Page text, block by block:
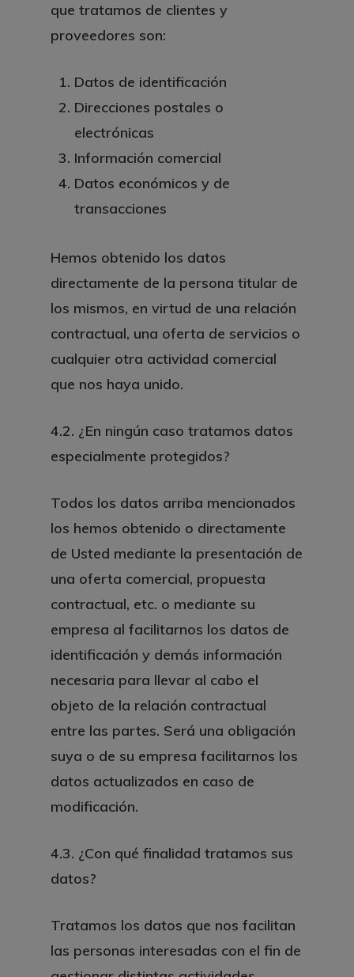
que tratamos de clientes y
proveedores son:
Datos de identificación
Direcciones postales o
electrónicas
Información comercial
Datos económicos y de
transacciones
Hemos obtenido los datos
directamente de la persona titular de
los mismos, en virtud de una relación
contractual, una oferta de servicios o
cualquier otra actividad comercial
que nos haya unido.
4.2. ¿En ningún caso tratamos datos
especialmente protegidos?
Todos los datos arriba mencionados
los hemos obtenido o directamente
de Usted mediante la presentación de
una oferta comercial, propuesta
contractual, etc. o mediante su
empresa al facilitarnos los datos de
identificación y demás información
necesaria para llevar al cabo el
objeto de la relación contractual
entre las partes. Será una obligación
suya o de su empresa facilitarnos los
datos actualizados en caso de
modificación.
4.3. ¿Con qué finalidad tratamos sus
datos?
Tratamos los datos que nos facilitan
las personas interesadas con el fin de